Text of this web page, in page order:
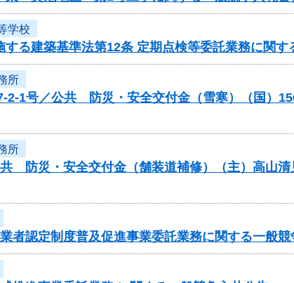
学校
る建築基準法第12条 定期点検等委託業務に関す
所
2-1号／公共 防災・安全交付金（雪寒）（国
所
共 防災・安全交付金（舗装道補修）（主）高
者認定制度普及促進事業委託業務に関する一般